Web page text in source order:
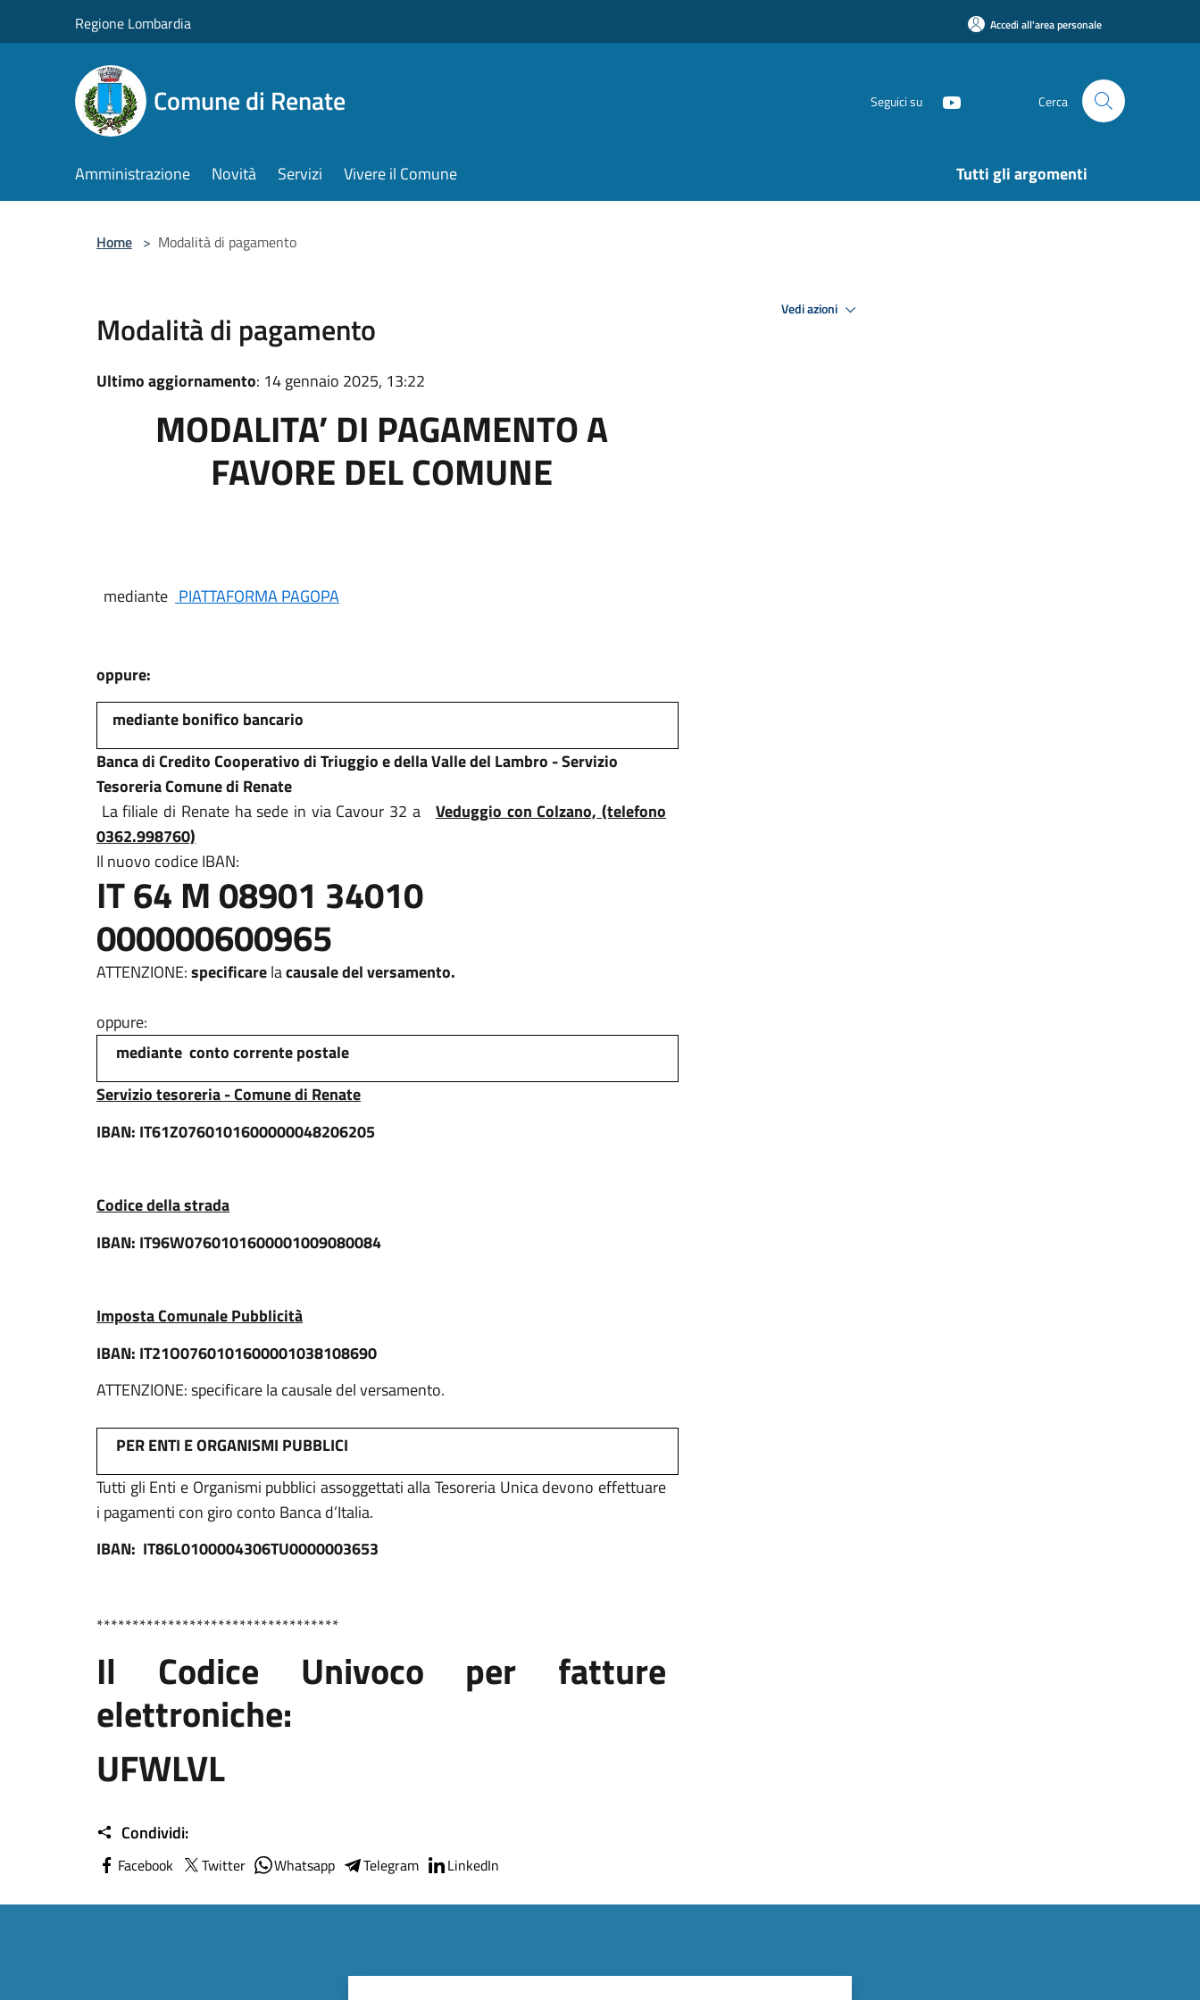
Regione Lombardia Accedi all'area personale
Comune di Renate Seguici su Cerca
Amministrazione Novità Servizi Vivere il Comune Tutti gli argomenti
Home > Modalità di pagamento
Modalità di pagamento
Ultimo aggiornamento: 14 gennaio 2025, 13:22
MODALITA’ DI PAGAMENTO A
FAVORE DEL COMUNE
mediante PIATTAFORMA PAGOPA
oppure:
mediante bonifico bancario
Banca di Credito Cooperativo di Triuggio e della Valle del Lambro - Servizio
Tesoreria Comune di Renate
La filiale di Renate ha sede in via Cavour 32 a Veduggio con Colzano, (telefono
0362.998760)
Il nuovo codice IBAN:
IT 64 M 08901 34010
000000600965
ATTENZIONE:specificarelacausale del versamento.
oppure:
mediante conto corrente postale
Servizio tesoreria - Comune di Renate
IBAN: IT61Z0760101600000048206205
Codice della strada
IBAN: IT96W0760101600001009080084
Imposta Comunale Pubblicità
IBAN: IT21O0760101600001038108690
ATTENZIONE: specificare la causale del versamento.
PER ENTI E ORGANISMI PUBBLICI
Tutti gli Enti e Organismi pubblici assoggettati alla Tesoreria Unica devono effettuare
i pagamenti con giro conto Banca d’Italia.
IBAN: IT86L0100004306TU0000003653
**********************************
Il Codice Univoco per fatture
elettroniche:
UFWLVL
Condividi:
Facebook Twitter Whatsapp Telegram LinkedIn
Vedi azioni